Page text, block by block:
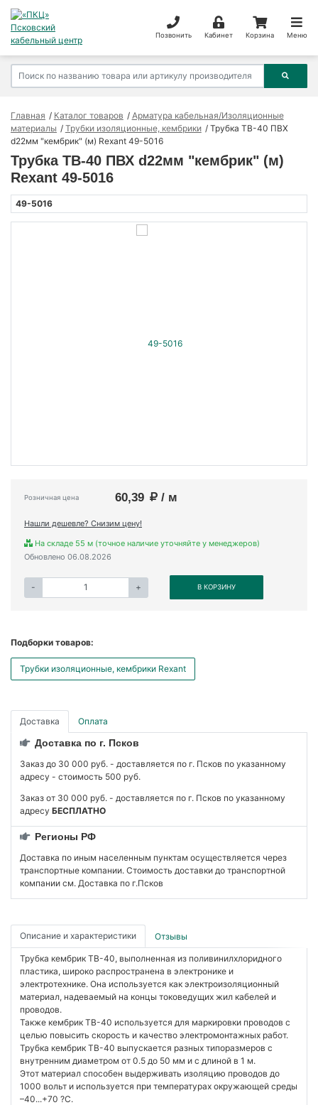
Позвонить Кабинет Корзина Меню
Главная Каталог товаров
Арматура кабельная/Изоляционные
материалы
Трубки изоляционные, кембрики
Трубка ТВ-40 ПВХ
d22мм "кембрик" (м) Rexant 49-5016
Трубка ТВ-40 ПВХ d22мм "кембрик" (м)
Rexant 49-5016
49-5016
Розничная цена 60,39 / м
Нашли дешевле? Снизим цену!
На складе 55 м (точное наличие уточняйте у менеджеров)
Обновлено 06.08.2026
- + В КОРЗИНУ
Подборки товаров:
Трубки изоляционные, кембрики Rexant
Доставка Оплата
Доставка по г. Псков
Заказ до 30 000 руб. - доставляется по г. Псков по указанному
адресу - стоимость 500 руб.
Заказ от 30 000 руб. - доставляется по г. Псков по указанному
адресу БЕСПЛАТНО
Регионы РФ
Доставка по иным населенным пунктам осуществляется через
транспортные компании. Стоимость доставки до транспортной
компании см. Доставка по г.Псков
Описание и характеристики Отзывы
Трубка кембрик ТВ-40, выполненная из поливинилхлоридного
пластика, широко распространена в электронике и
электротехнике. Она используется как электроизоляционный
материал, надеваемый на концы токоведущих жил кабелей и
проводов.
Также кембрик ТВ-40 используется для маркировки проводов с
целью повысить скорость и качество электромонтажных работ.
Трубка кембрик ТВ-40 выпускается разных типоразмеров с
внутренним диаметром от 0.5 до 50 мм и с длиной в 1 м.
Этот материал способен выдерживать изоляцию проводов до
1000 вольт и используется при температурах окружающей среды
–40...+70 ?С.